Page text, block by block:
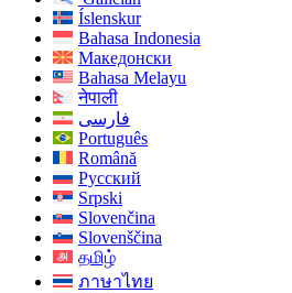
Íslenskur
Bahasa Indonesia
Македонски
Bahasa Melayu
नेपाली
فارسی
Português
Română
Русский
Srpski
Slovenčina
Slovenščina
தமிழ்
ภาษาไทย